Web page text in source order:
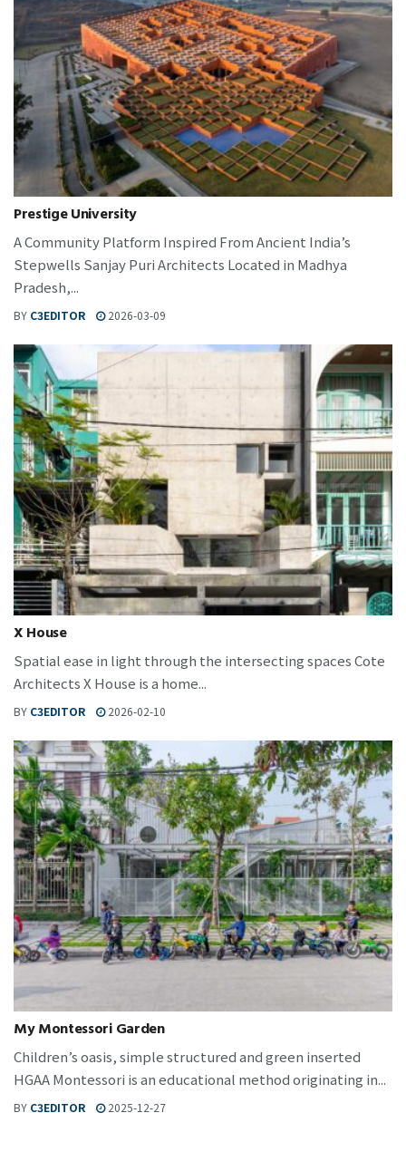
Prestige University
A Community Platform Inspired From Ancient India’s
Stepwells Sanjay Puri Architects Located in Madhya
Pradesh,...
BY C3EDITOR 2026-03-09
X House
Spatial ease in light through the intersecting spaces Cote
Architects X House is a home...
BY C3EDITOR 2026-02-10
My Montessori Garden
Children’s oasis, simple structured and green inserted
HGAA Montessori is an educational method originating in...
BY C3EDITOR 2025-12-27